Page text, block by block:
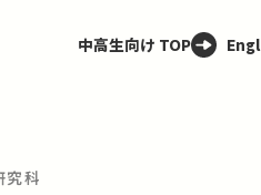
中高生向け TOP
究科